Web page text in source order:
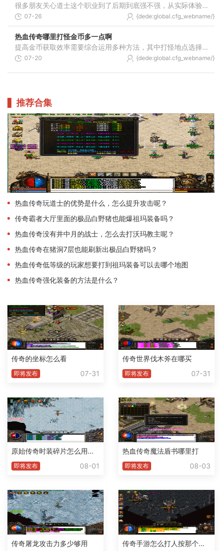
很多朋友关心道士这个职业到了后期到底强不强，从实际体验来看，道士在后期确实是一个相当厉害的职业。虽然前期可能感觉有些弱势，但到了三十五级以后，装备和技能的逐步完善
07-26 {dede:global.cfg_webname/}
热血传奇哪里打怪金币多一点啊
提高金币获取效率需要综合运用多种方法，其中打怪地点选择尤为重要。玩家可以通过挖掘特定区域的金币收益特点来制定合适的打怪路线，一般而言怪物密集且刷新速度较快的区域往
07-20 {dede:global.cfg_webname/}
推荐合集
热血传奇玩道士的优势是什么，怎么提升攻击呢？
传奇霸者大厅里面的极品白野猪也能爆祖玛装备吗？
热血传奇没有井中月的战士，怎么去打沃玛教主呢？
热血传奇在猪洞7层也能刷新出极品白野猪吗？
热血传奇低等级的玩家想要打到祖玛装备可以去哪个地图
热血传奇强化装备的方法是什么？
传奇的坐标怎么看
即将发布 07-31
传奇世界伐木斧在哪买
即将发布 07-31
原始传奇时装碎片怎么用不了了
即将发布 08-01
热血传奇魔法盾书哪里打
即将发布 08-03
传奇屠龙攻击力多少够用 传奇手游怎么打人按那个腱子